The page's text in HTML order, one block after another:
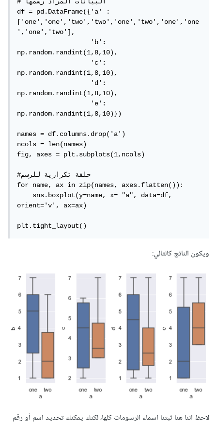
# البيانات المراد رسمها
df = pd.DataFrame({'a' :
['one','one','two','two','one','two','one','one
','one','two'],
                   'b':
np.random.randint(1,8,10),
                   'c':
np.random.randint(1,8,10),
                   'd':
np.random.randint(1,8,10),
                   'e':
np.random.randint(1,8,10)})
names = df.columns.drop('a')
ncols = len(names)
fig, axes = plt.subplots(1,ncols)
#حلقة تكرارية للرسم
for name, ax in zip(names, axes.flatten()):
    sns.boxplot(y=name, x= "a", data=df,
orient='v', ax=ax)
plt.tight_layout()
ويكون الناتج كالتالي:
لاحظ اننا هنا ثبتنا اسماء الرسومات كلها، لكنك يمكنك تحديد اسم أو رقم